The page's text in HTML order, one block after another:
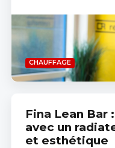
CHAUFFAGE
Fina Lean Bar
avec un
et esthétique